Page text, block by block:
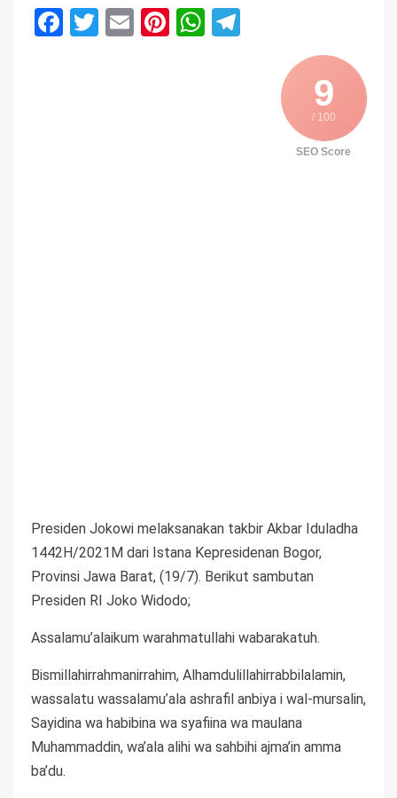
Facebook
Twitter
EmailPinterest
WhatsApp
9
/ 100
SEO Score
Presiden Jokowi melaksanakan takbir Akbar Iduladha
1442H/2021M dari Istana Kepresidenan Bogor,
Provinsi Jawa Barat, (19/7). Berikut sambutan
Presiden RI Joko Widodo;
Assalamu’alaikum warahmatullahi wabarakatuh.
Bismillahirrahmanirrahim, Alhamdulillahirrabbilalamin,
wassalatu wassalamu’ala ashrafil anbiya i wal-mursalin,
Sayidina wa habibina wa syafiina wa maulana
Muhammaddin, wa’ala alihi wa sahbihi ajma’in amma
ba’du.